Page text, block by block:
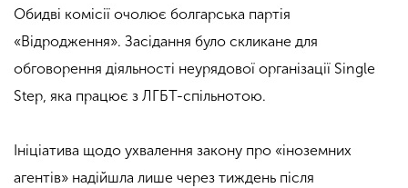
Обидві комісії очолює болгарська партія
«Відродження». Засідання було скликане для
обговорення діяльності неурядової організації Single
Step, яка працює з ЛГБТ-спільнотою.
Ініціатива щодо ухвалення закону про «іноземних
агентів» надійшла лише через тиждень після